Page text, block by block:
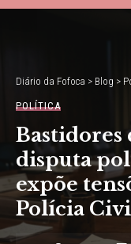
Diário da Fofoca > Blog >
POLÍTICA
Bastidores
disputa
expõe
Polícia